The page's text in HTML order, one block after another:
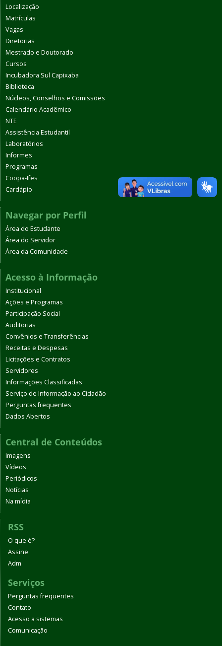
Localização
Matrículas
Vagas
Diretorias
Mestrado e Doutorado
Cursos
Incubadora Sul Capixaba
Biblioteca
Núcleos, Conselhos e Comissões
Calendário Acadêmico
NTE
Assistência Estudantil
Laboratórios
Informes
Programas
Coopa-Ifes
Cardápio
Navegar por Perfil
Área do Estudante
Área do Servidor
Área da Comunidade
Acesso à Informação
Institucional
Ações e Programas
Participação Social
Auditorias
Convênios e Transferências
Receitas e Despesas
Licitações e Contratos
Servidores
Informações Classificadas
Serviço de Informação ao Cidadão
Perguntas frequentes
Dados Abertos
Central de Conteúdos
Imagens
Vídeos
Periódicos
Notícias
Na mídia
RSS
O que é?
Assine
Adm
Serviços
Perguntas frequentes
Contato
Acesso a sistemas
Comunicação